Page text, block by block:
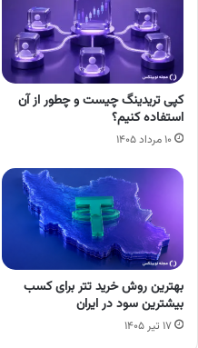
کپی تریدینگ چیست و چطور از آن
استفاده کنیم؟
۱۰ مرداد ۱۴۰۵
بهترین روش خرید تتر برای کسب
بیشترین سود در ایران
۱۷ تیر ۱۴۰۵